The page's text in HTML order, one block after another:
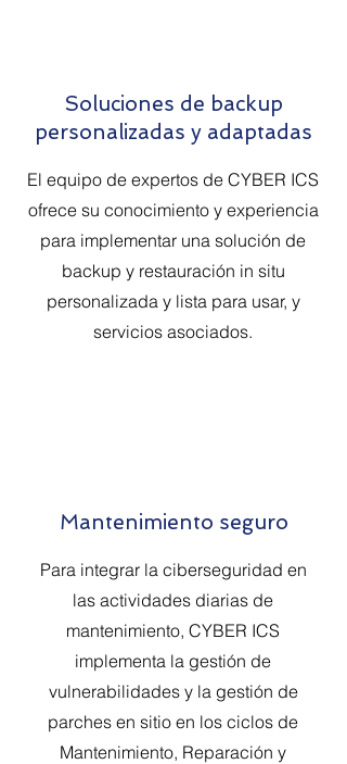
Soluciones de backup
personalizadas y adaptadas
El equipo de expertos de CYBER ICS
ofrece su conocimiento y experiencia
para implementar una solución de
backup y restauración in situ
personalizada y lista para usar, y
servicios asociados.
Mantenimiento seguro
Para integrar la ciberseguridad en
las actividades diarias de
mantenimiento, CYBER ICS
implementa la gestión de
vulnerabilidades y la gestión de
parches en sitio en los ciclos de
Mantenimiento, Reparación y